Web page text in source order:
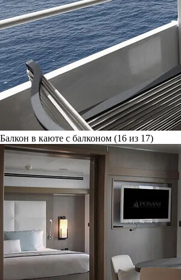
Балкон в каюте с балконом (16 из 17)